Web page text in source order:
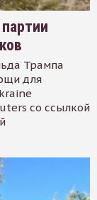
Трампа
для
со ссылкой